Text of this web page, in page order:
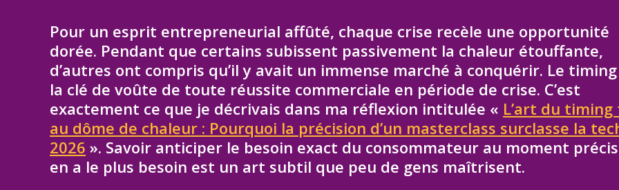
Pour un esprit entrepreneurial affûté, chaque crise recèle une opportunité
dorée. Pendant que certains subissent passivement la chaleur étouffante,
d’autres ont compris qu’il y avait un immense marché à conquérir. Le
la clé de voûte de toute réussite commerciale en période de crise. C’est
exactement ce que je décrivais dans ma réflexion intitulée « L’art du timing
au dôme de chaleur : Pourquoi la précision d’un masterclass surclasse la
2026 ». Savoir anticiper le besoin exact du consommateur au moment
en a le plus besoin est un art subtil que peu de gens maîtrisent.